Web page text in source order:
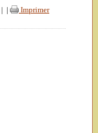
Imprimer